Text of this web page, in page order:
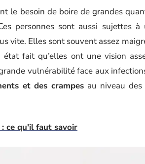
le besoin de boire de grandes
personnes sont aussi sujettes à
vite. Elles sont souvent assez
fait qu’elles ont une vision
vulnérabilité face aux
et des crampes au niveau
ce qu'il faut savoir